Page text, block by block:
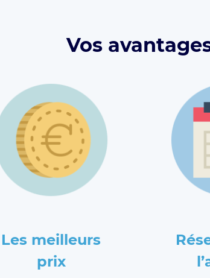
Vos
Les meilleurs
prix